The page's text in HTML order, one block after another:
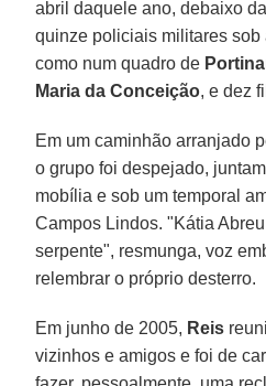
abril daquele ano, debaixo
quinze policiais militares sob
como num quadro de
Maria da Conceição, e dez
Em um caminhão arranjado
o grupo foi despejado,
mobília e sob um temporal
Campos Lindos. "Kátia
serpente", resmunga, voz
relembrar o próprio desterro.
Em junho de 2005, Reis
vizinhos e amigos e foi de